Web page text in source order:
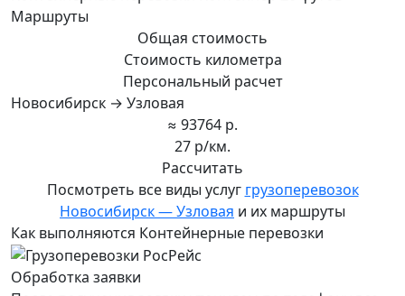
Маршруты
Общая стоимость
Стоимость километра
Персональный расчет
Новосибирск → Узловая
≈ 93764 р.
27 р/км.
Рассчитать
Посмотреть все виды услуг грузоперевозок
Новосибирск — Узловая и их маршруты
Как выполняются Контейнерные перевозки
Обработка заявки